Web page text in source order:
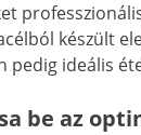
készült
ideális
be az